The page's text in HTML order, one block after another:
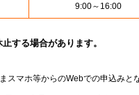
9:00～16:00
する場合があります。
スマホ等からのWebでの申込みと